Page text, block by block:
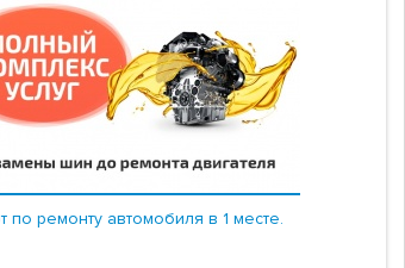
по ремонту автомобиля в 1 месте.